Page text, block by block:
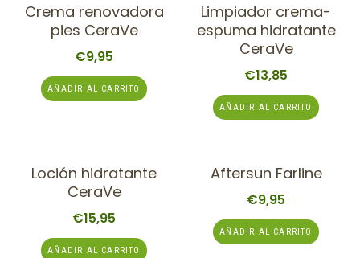
Crema renovadora
pies CeraVe
€9,95
AÑADIR AL CARRITO
Limpiador crema-
espuma hidratante
CeraVe
€13,85
AÑADIR AL CARRITO
Loción hidratante
CeraVe
€15,95
AÑADIR AL CARRITO
Aftersun Farline
€9,95
AÑADIR AL CARRITO